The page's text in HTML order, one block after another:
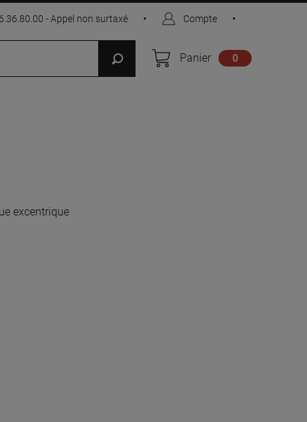
Panier 0
- Appel non surtaxé • Compte •
excentrique